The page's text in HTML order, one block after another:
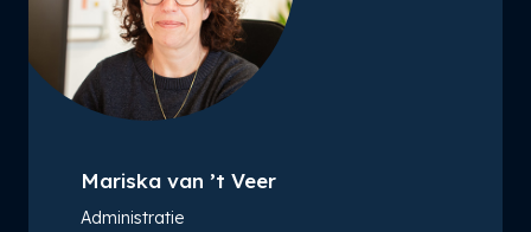
Mariska van ’t Veer
Administratie